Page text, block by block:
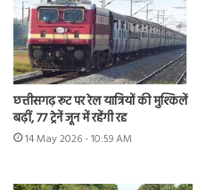
छत्तीसगढ़ रूट पर रेल यात्रियों की मुश्किलें
बढ़ीं, 77 ट्रेनें जून में रहेंगी रद्द
14 May 2026 - 10:59 AM